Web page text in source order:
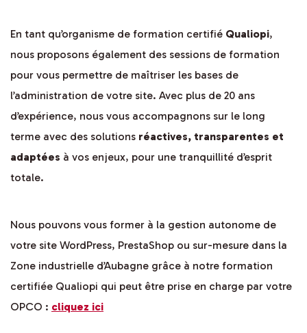
En tant qu’organisme de formation certifié Qualiopi,
nous proposons également des sessions de formation
pour vous permettre de maîtriser les bases de
l’administration de votre site. Avec plus de 20 ans
d’expérience, nous vous accompagnons sur le long
terme avec des solutions réactives, transparentes et
adaptées à vos enjeux, pour une tranquillité d’esprit
totale.
Nous pouvons vous former à la gestion autonome de
votre site WordPress, PrestaShop ou sur-mesure dans la
Zone industrielle d’Aubagne grâce à notre formation
certifiée Qualiopi qui peut être prise en charge par votre
OPCO : cliquez ici